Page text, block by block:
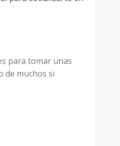
para tomar unas
de muchos si